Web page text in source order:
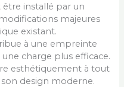
être installé par un
majeures
existant.
à une empreinte
charge plus efficace.
esthétiquement à tout
design moderne.